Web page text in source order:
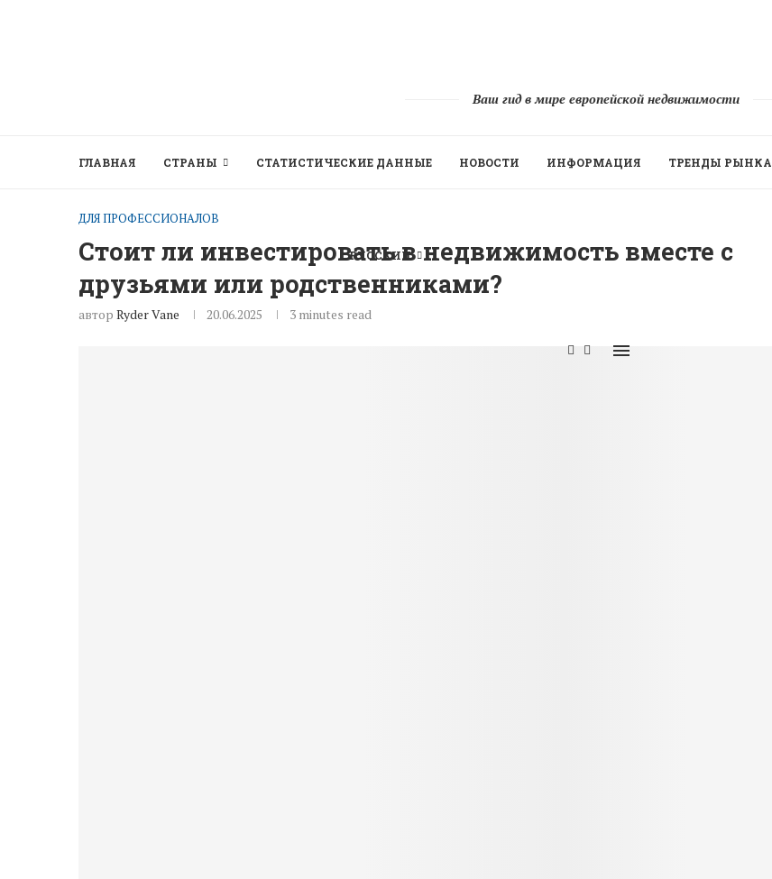
Ваш гид в мире европейской недвижимости
ГЛАВНАЯ СТРАНЫ СТАТИСТИЧЕСКИЕ ДАННЫЕ НОВОСТИ ИНФОРМАЦИЯ ТРЕНДЫ РЫНКА
РУССКИЙ
ДЛЯ ПРОФЕССИОНАЛОВ
Стоит ли инвестировать в недвижимость вместе с
друзьями или родственниками?
автор Ryder Vane 20.06.2025 3 minutes read